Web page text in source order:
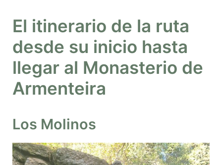
El itinerario de la ruta
desde su inicio hasta
llegar al Monasterio de
Armenteira
Los Molinos